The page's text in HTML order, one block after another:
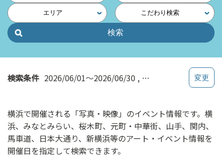
他
ペ
の
ク
エリア こだわり検索
検索条件 2026/06/01～2026/06/30 写真・映像
横浜で開催される「写真・映像」のイベント情報です。横
浜、みなとみらい、桜木町、元町・中華街、山手、関内、
馬車道、日本大通り、新横浜等のアート・イベント情報を
開催日を指定して検索できます。